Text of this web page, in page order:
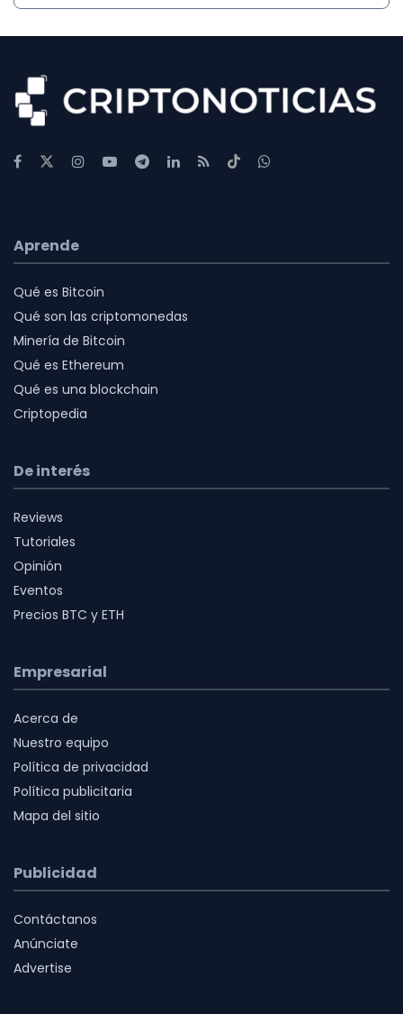
Aprende
Qué es Bitcoin
Qué son las criptomonedas
Minería de Bitcoin
Qué es Ethereum
Qué es una blockchain
Criptopedia
De interés
Reviews
Tutoriales
Opinión
Eventos
Precios BTC y ETH
Empresarial
Acerca de
Nuestro equipo
Política de privacidad
Política publicitaria
Mapa del sitio
Publicidad
Contáctanos
Anúnciate
Advertise